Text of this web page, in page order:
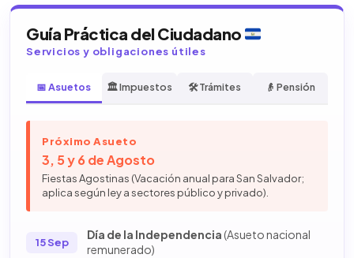
Guía Práctica del Ciudadano
Servicios y obligaciones útiles
📅 Asuetos 🏛️ Impuestos 🛠️ Trámites 👴 Pensión
Próximo Asueto
3, 5 y 6 de Agosto
Fiestas Agostinas (Vacación anual para San Salvador;
aplica según ley a sectores público y privado).
15 Sep
Día de la Independencia(Asueto nacional
remunerado)